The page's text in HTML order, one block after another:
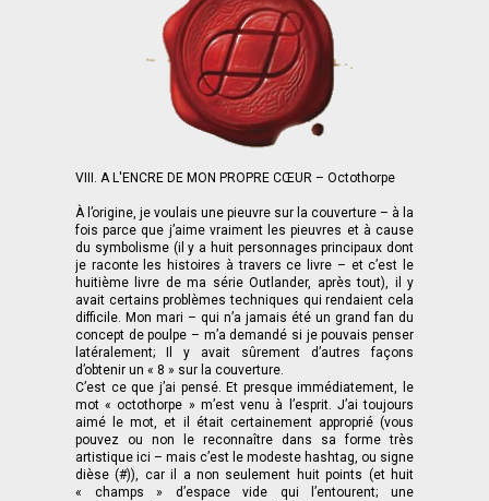
VIII. A L'ENCRE DE MON PROPRE CŒUR – Octothorpe
À l’origine, je voulais une pieuvre sur la couverture – à la
fois parce que j’aime vraiment les pieuvres et à cause
du symbolisme (il y a huit personnages principaux dont
je raconte les histoires à travers ce livre – et c’est le
huitième livre de ma série Outlander, après tout), il y
avait certains problèmes techniques qui rendaient cela
difficile. Mon mari – qui n’a jamais été un grand fan du
concept de poulpe – m’a demandé si je pouvais penser
latéralement; Il y avait sûrement d’autres façons
d’obtenir un « 8 » sur la couverture.
C’est ce que j’ai pensé. Et presque immédiatement, le
mot « octothorpe » m’est venu à l’esprit. J’ai toujours
aimé le mot, et il était certainement approprié (vous
pouvez ou non le reconnaître dans sa forme très
artistique ici – mais c’est le modeste hashtag, ou signe
dièse (#)), car il a non seulement huit points (et huit
« champs » d’espace vide qui l’entourent; une